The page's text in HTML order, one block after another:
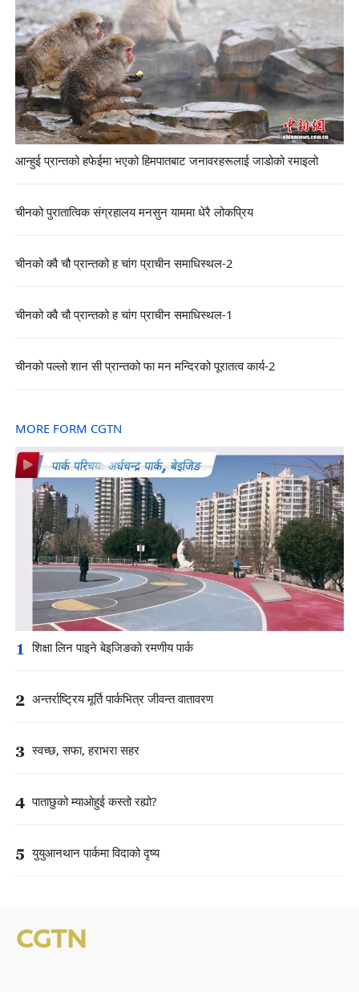
आन्हुई प्रान्तको हफेईमा भएको हिमपातबाट जनावरहरूलाई जाडोको रमाइलो
चीनको पुरातात्विक संग्रहालय मनसुन याममा धेरै लोकप्रिय
चीनको क्वै चौ प्रान्तको ह चांग प्राचीन समाधिस्थल-2
चीनको क्वै चौ प्रान्तको ह चांग प्राचीन समाधिस्थल-1
चीनको पल्लो शान सी प्रान्तको फा मन मन्दिरको पूरातत्व कार्य-2
MORE FORM CGTN
1 शिक्षा लिन पाइने बेइजिङको रमणीय पार्क
2 अन्तर्राष्ट्रिय मूर्ति पार्कभित्र जीवन्त वातावरण
3 स्वच्छ, सफा, हराभरा सहर
4 पाताछुको म्याओहुई कस्तो रह्यो?
5 युयुआनथान पार्कमा विदाको दृष्य